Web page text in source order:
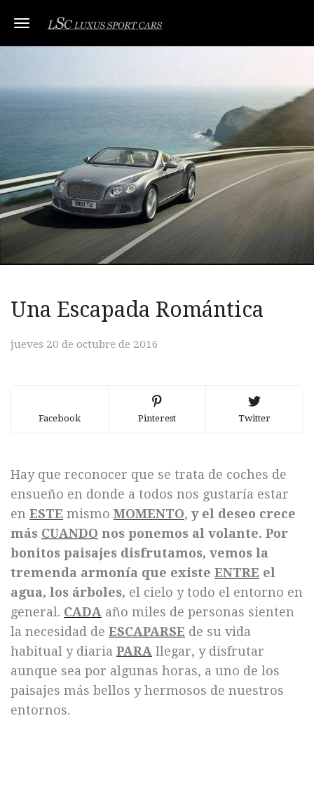
Toggle navigation
Una Escapada Romántica
jueves 20 de octubre de 2016
Facebook Pinterest Twitter
Hay que reconocer que se trata de coches de
ensueño en donde a todos nos gustaría estar
en ESTE mismo MOMENTO, y el deseo crece
más CUANDO nos ponemos al volante. Por
bonitos paisajes disfrutamos, vemos la
tremenda armonía que existe ENTRE el
agua, los árboles, el cielo y todo el entorno en
general. CADA año miles de personas sienten
la necesidad de ESCAPARSE de su vida
habitual y diaria PARA llegar, y disfrutar
aunque sea por algunas horas, a uno de los
paisajes más bellos y hermosos de nuestros
entornos.